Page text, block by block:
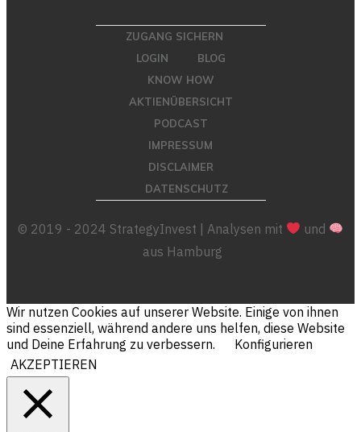
ZUGANG SICHERN
LOGIN
BLOG
KNOW HOW
AKTIENÜBERSICHT
PODCAST
IMPRESSUM
DISCLAIMER
DATENSCHUTZ
© 2019 - 2024 StrategyInvest | Analysen mit
und
aus Hamburg
Wir nutzen Cookies auf unserer Website. Einige von ihnen
sind essenziell, während andere uns helfen, diese Website
und Deine Erfahrung zu verbessern.
Konfigurieren
AKZEPTIEREN